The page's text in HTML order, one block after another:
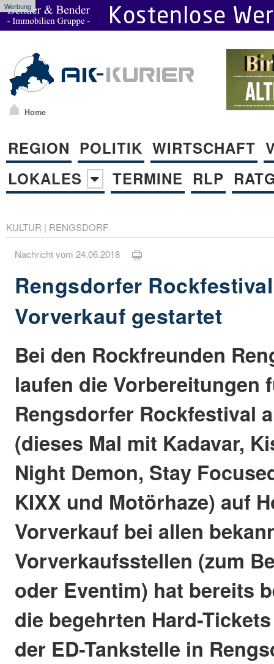
Werbung
Home
REGION POLITIK WIRTSCHAFT
LOKALES
TERMINE RLP
KULTUR | RENGSDORF
Nachricht vom 24.06.2018
Rengsdorfer
Vorverkauf gestartet
Bei den Rockfreunden
laufen die Vorbereitungen
Rengsdorfer Rockfestival
(dieses Mal mit Kadavar,
Night Demon, Stay
KIXX und Motörhaze) auf
Vorverkauf bei allen
Vorverkaufsstellen (zum
oder Eventim) hat bereits
die begehrten Hard-
der ED-Tankstelle in